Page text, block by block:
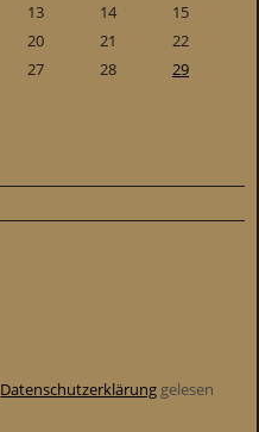
13 14
15
20 21
22
27 28
29
Datenschutzerklärung gelesen